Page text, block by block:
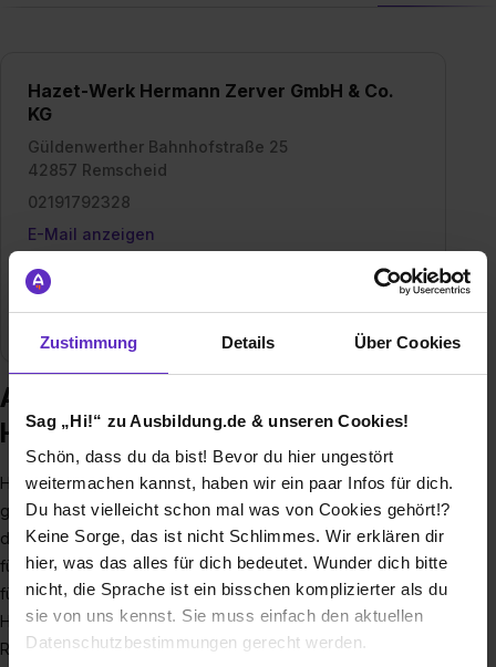
Zustimmung Details Über Cookies
Sag „Hi!“ zu Ausbildung.de & unseren Cookies!
Schön, dass du da bist! Bevor du hier ungestört
weitermachen kannst, haben wir ein paar Infos für dich.
Du hast vielleicht schon mal was von Cookies gehört!?
Keine Sorge, das ist nicht Schlimmes. Wir erklären dir
hier, was das alles für dich bedeutet. Wunder dich bitte
nicht, die Sprache ist ein bisschen komplizierter als du
sie von uns kennst. Sie muss einfach den aktuellen
Datenschutzbestimmungen gerecht werden.
Hazet-Werk Hermann Zerver GmbH & Co.
KG
Güldenwerther Bahnhofstraße 25
42857 Remscheid
02191792328
E-Mail anzeigen
Gründungsjahr 1868
Ausbildung bei Hazet-Werk
Hermann Zerver GmbH & Co. KG
HAZET wurde im Jahre 1868 von Hermann Zerver
gegründet. Der Markenname „HAZET“ hat seine Wurzeln in
den ausgeschriebenen Initialen des Gründers, das „H“ (HA)
für Hermann und das „Z“ (ZET) für Zerver. HAZET ist in der
fünften Generation im Familienbesitz.Das ursprüngliche
HAZET-Werk in Remscheid-Vieringhausen. Das Werk 1 in
Remscheid ist eines der fortschrittlichsten Europas. Von der